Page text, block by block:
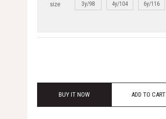
size 3y/98 4y/104 6y/116
BUY IT NOW ADD TO CART